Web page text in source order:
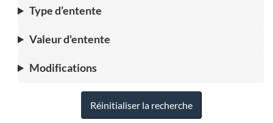
Type d’entente
Valeur d'entente
Modifications
Réinitialiser la recherche